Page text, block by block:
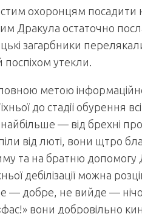
охоронцям посадити
Дракула остаточно
загарбники
утекли.
метою
до стадії обурення
— від брехні
від люті, вони щтро
та на братню допомогу
дебілізації можна
— добре, не вийде —
вони добровільно